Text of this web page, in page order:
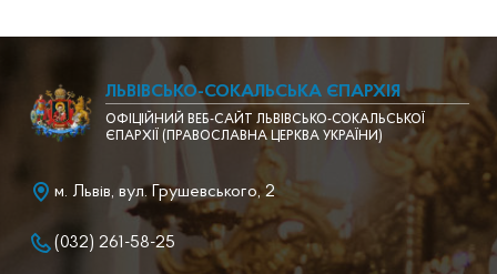
ЛЬВІВСЬКО-СОКАЛЬСЬКА ЄПАРХІЯ
ОФІЦІЙНИЙ ВЕБ-САЙТ ЛЬВІВСЬКО-СОКАЛЬСЬКОЇ
ЄПАРХІЇ (ПРАВОСЛАВНА ЦЕРКВА УКРАЇНИ)
м. Львів, вул. Грушевського, 2
(032) 261-58-25